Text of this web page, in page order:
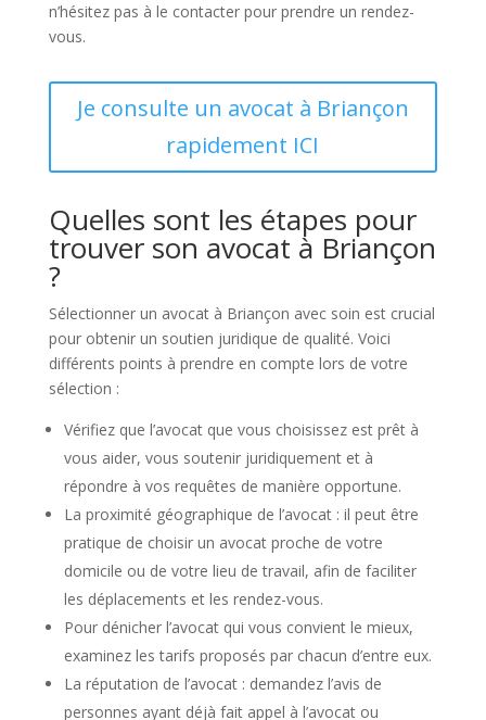
n’hésitez pas à le contacter pour prendre un rendez-
vous.
Je consulte un avocat à Briançon
rapidement ICI
Quelles sont les étapes pour
trouver son avocat à Briançon
?
Sélectionner un avocat à Briançon avec soin est crucial
pour obtenir un soutien juridique de qualité. Voici
différents points à prendre en compte lors de votre
sélection :
Vérifiez que l’avocat que vous choisissez est prêt à
vous aider, vous soutenir juridiquement et à
répondre à vos requêtes de manière opportune.
La proximité géographique de l’avocat : il peut être
pratique de choisir un avocat proche de votre
domicile ou de votre lieu de travail, afin de faciliter
les déplacements et les rendez-vous.
Pour dénicher l’avocat qui vous convient le mieux,
examinez les tarifs proposés par chacun d’entre eux.
La réputation de l’avocat : demandez l’avis de
personnes ayant déjà fait appel à l’avocat ou